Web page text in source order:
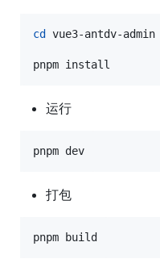
cd vue3-antdv-admin
运行
pnpm dev
打包
pnpm build